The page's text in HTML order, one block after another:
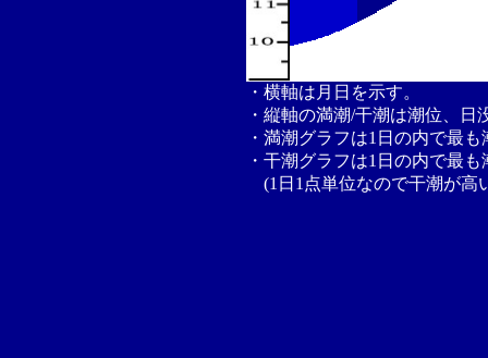
・横軸は月日を示す。
・縦軸の満潮/干潮は潮位、
・満潮グラフは1日の内で最
・干潮グラフは1日の内で最
(1日1点単位なので干潮が高